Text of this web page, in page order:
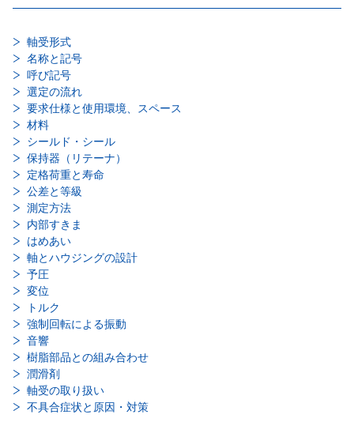
軸受形式
名称と記号
呼び記号
選定の流れ
要求仕様と使用環境、スペース
材料
シールド・シール
保持器（リテーナ）
定格荷重と寿命
公差と等級
測定方法
内部すきま
はめあい
軸とハウジングの設計
予圧
変位
トルク
強制回転による振動
音響
樹脂部品との組み合わせ
潤滑剤
軸受の取り扱い
不具合症状と原因・対策